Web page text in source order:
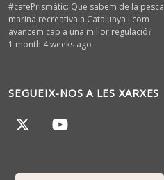
#cafèPrismàtic: Què sabem de la pesca
marina recreativa a Catalunya i com
avancem cap a una millor regulació?
1 month 4 weeks ago
SEGUEIX-NOS A LES XARXES